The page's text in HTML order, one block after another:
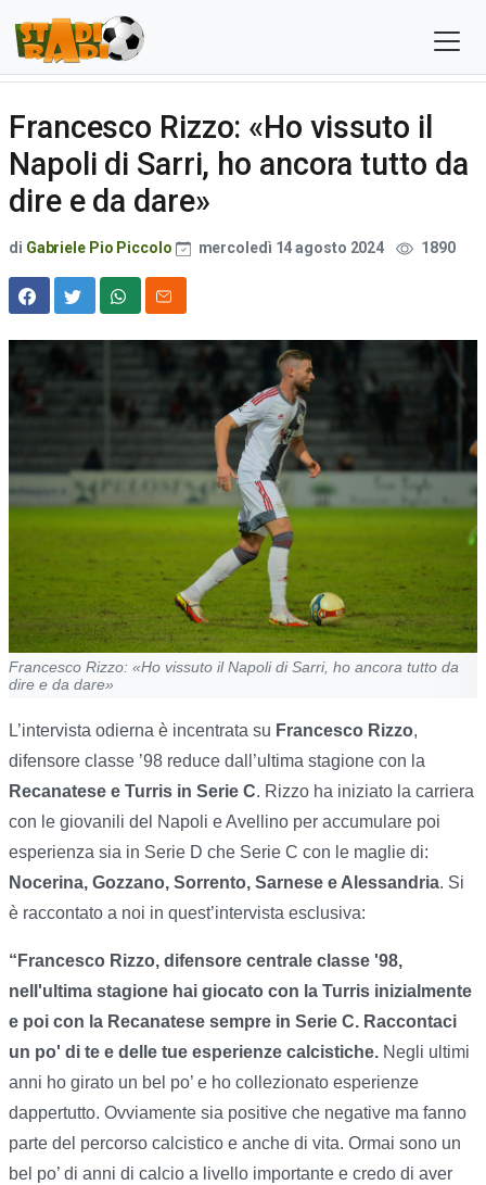
Francesco Rizzo: «Ho vissuto il
Napoli di Sarri, ho ancora tutto da
dire e da dare»
di Gabriele Pio Piccolo mercoledì 14 agosto 2024 1890
Francesco Rizzo: «Ho vissuto il Napoli di Sarri, ho ancora tutto da
dire e da dare»
L’intervista odierna è incentrata su Francesco Rizzo,
difensore classe ’98 reduce dall’ultima stagione con la
Recanatese e Turris in Serie C. Rizzo ha iniziato la carriera
con le giovanili del Napoli e Avellino per accumulare poi
esperienza sia in Serie D che Serie C con le maglie di:
Nocerina, Gozzano, Sorrento, Sarnese e Alessandria. Si
è raccontato a noi in quest’intervista esclusiva:
“Francesco Rizzo, difensore centrale classe '98,
nell'ultima stagione hai giocato con la Turris inizialmente
e poi con la Recanatese sempre in Serie C. Raccontaci
un po' di te e delle tue esperienze calcistiche. Negli ultimi
anni ho girato un bel po’ e ho collezionato esperienze
dappertutto. Ovviamente sia positive che negative ma fanno
parte del percorso calcistico e anche di vita. Ormai sono un
bel po’ di anni di calcio a livello importante e credo di aver